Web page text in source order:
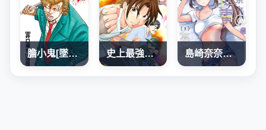
膽小鬼[墜落]前夜之故事 史上最強弟子兼一2 達人篇 島崎奈奈@工作募集中